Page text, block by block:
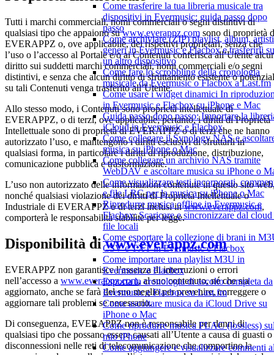
Come trasferire la tua libreria musicale tra
dispositivi in Evermusic: guida passo dopo
passo
Come archiviare (ZIP) playlist, album,
generi in Evermusic e Flacbox e trasferirli su
un altro dispositivo
Come fare lo scrobbling della cronologia
musicale da Evermusic o Flacbox a Last.fm
Come usare i widget dinamici In
in Evermusic e Flacbox su iPhone e Mac
Guida passo dopo passo: Importare la
iCloud in Evermusic e Flacbox
Come collegare il Synology NAS e
musica su iPhone o Mac
Come collegare un archivio NAS tramite
WebDAV e ascoltare musica su iPhone o
Come visualizzare testi incorporati,
e file LRC per la musica su iPhone o Mac
Riprodurre musica offline in Evermusic e
Flacbox: Scaricare e sincronizzare dal cloud
file locali
Come esportare la collezione di brani in
CSV e TXT in Evermusic e Flacbox
Come importare una playlist M3U in
Evermusic e Flacbox
Esporta la cronologia di ascolto completa da
Evermusic e Flacbox su Last.fm
Come ascoltare musica da iCloud Drive su
iPhone o Mac
Come riprodurre musica FLAC (lossless)
mio iPhone
Come aggiungere e visualizzare commenti
Tutti i marchi commerciali, nomi commerciali o segni distintivi di
qualsiasi tipo che appaiono suwww.everappz.com sono di proprietà
EVERAPPZ o, ove applicabile, dei rispettivi proprietari, senza che
l’uso o l’accesso al Portale e/o ai Contenuti conferisca all’Utente
diritto sui suddetti marchi commerciali, nomi commerciali e/o segni
distintivi, e senza che alcun diritto di sfruttamento esistente o
su tali Contenuti venga trasferito all’Utente.
Allo stesso modo, i Contenuti sono proprietà intellettuale di
EVERAPPZ, o di terzi, ove applicabile; pertanto, i diritti di Proprietà
Intellettuale sono di proprietà di EVERAPPZ o di terzi che ne hanno
autorizzato l’uso, e mantengono i diritti esclusivi di sfruttarli in
qualsiasi forma, in particolare i diritti di riproduzione, distribuzione,
comunicazione pubblica e trasformazione.
L’uso non autorizzato delle informazioni contenute in questo sito
nonché qualsiasi violazione dei diritti di Proprietà Intellettuale o
Industriale di EVERAPPZ o di terzi inclusi inwww.everappz.com,
comporterà le responsabilità stabilite per legge.
Disponibilità diwww.everappz.com
EVERAPPZ non garantisce l’assenza di interruzioni o errori
nell’accesso a www.everappz.com, al suo contenuto, né che sia
aggiornato, anche se farà del suo meglio per prevenire, correggere o
aggiornare tali problemi se necessario.
Di conseguenza, EVERAPPZ non è responsabile per danni di
qualsiasi tipo che possano essere causati all’Utente a causa di guasti o
disconnessioni nelle reti di telecomunicazione che comportino la